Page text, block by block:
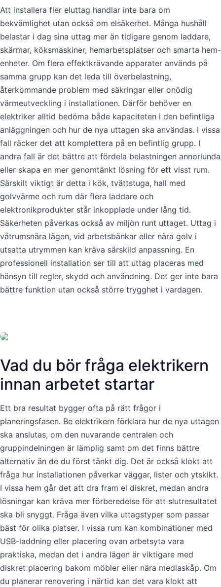
Att installera fler eluttag handlar inte bara om
bekvämlighet utan också om elsäkerhet. Många hushåll
belastar i dag sina uttag mer än tidigare genom laddare,
skärmar, köksmaskiner, hemarbetsplatser och smarta hem-
enheter. Om flera effektkrävande apparater används på
samma grupp kan det leda till överbelastning,
återkommande problem med säkringar eller onödig
värmeutveckling i installationen. Därför behöver en
elektriker alltid bedöma både kapaciteten i den befintliga
anläggningen och hur de nya uttagen ska användas. I vissa
fall räcker det att komplettera på en befintlig grupp. I
andra fall är det bättre att fördela belastningen annorlunda
eller skapa en mer genomtänkt lösning för ett visst rum.
Särskilt viktigt är detta i kök, tvättstuga, hall med
golvvärme och rum där flera laddare och
elektronikprodukter står inkopplade under lång tid.
Säkerheten påverkas också av miljön runt uttaget. Uttag i
våtrumsnära lägen, vid arbetsbänkar eller nära golv i
utsatta utrymmen kan kräva särskild anpassning. En
professionell installation ser till att uttag placeras med
hänsyn till regler, skydd och användning. Det ger inte bara
bättre funktion utan också större trygghet i vardagen.
Vad du bör fråga elektrikern
innan arbetet startar
Ett bra resultat bygger ofta på rätt frågor i
planeringsfasen. Be elektrikern förklara hur de nya uttagen
ska anslutas, om den nuvarande centralen och
gruppindelningen är lämplig samt om det finns bättre
alternativ än de du först tänkt dig. Det är också klokt att
fråga hur installationen påverkar väggar, lister och ytskikt.
I vissa hem går det att dra fram el diskret, medan andra
lösningar kan kräva mer förberedelse för att slutresultatet
ska bli snyggt. Fråga även vilka uttagstyper som passar
bäst för olika platser. I vissa rum kan kombinationer med
USB-laddning eller placering ovan arbetsyta vara
praktiska, medan det i andra lägen är viktigare med
diskret placering bakom möbler eller nära mediaskåp. Om
du planerar renovering i närtid kan det vara klokt att